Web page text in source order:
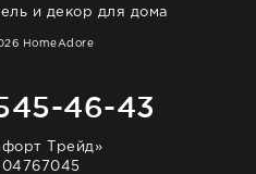
и декор для дома
HomeAdore
46-43
Трейд»